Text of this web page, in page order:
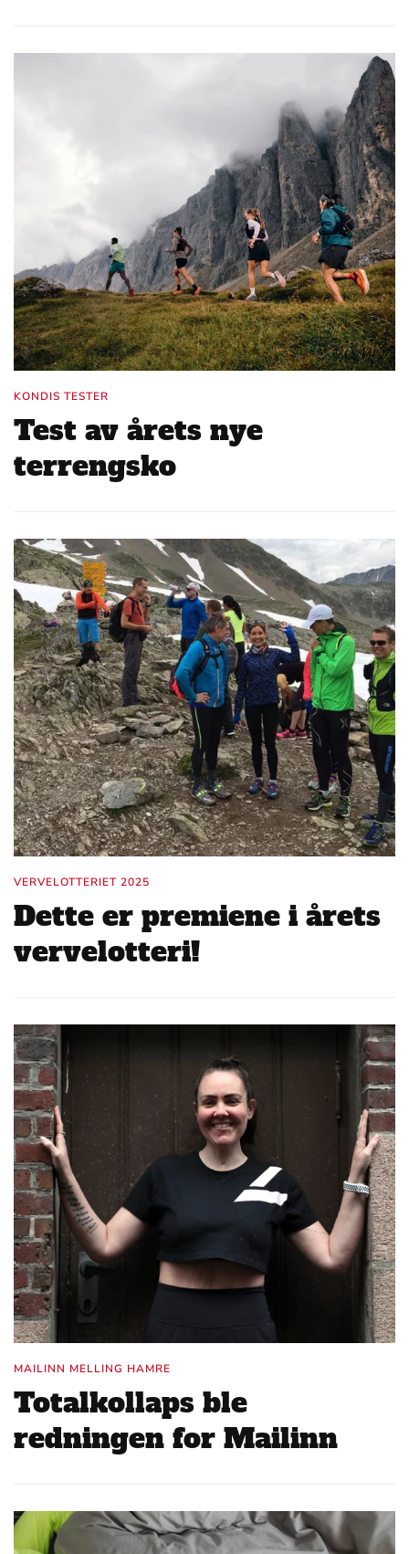
KONDIS TESTER
Test av årets nye
terrengsko
VERVELOTTERIET 2025
Dette er premiene i årets
vervelotteri!
MAILINN MELLING HAMRE
Totalkollaps ble
redningen for Mailinn